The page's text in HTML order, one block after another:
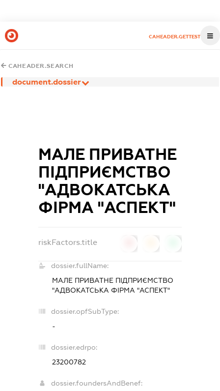
CAHEADER.GETTEST
CAHEADER.SEARCH
document.dossier
МАЛЕ ПРИВАТНЕ
ПІДПРИЄМСТВО
"АДВОКАТСЬКА
ФІРМА "АСПЕКТ"
riskFactors.title
dossier.fullName:
МАЛЕ ПРИВАТНЕ ПІДПРИЄМСТВО
"АДВОКАТСЬКА ФІРМА "АСПЕКТ"
dossier.opfSubType:
-
dossier.edrpo:
23200782
dossier.foundersAndBenef: